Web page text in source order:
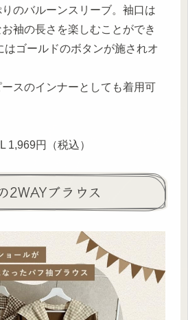
のバルーンスリーブ。袖口は
袖の長さを楽しむことができ
はゴールドのボタンが施されオ
スのインナーとしても着用可
1,969円（税込）
2WAYブラウス